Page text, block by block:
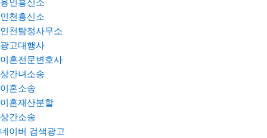
용인흥신소
인천흥신소
인천탐정사무소
광고대행사
이혼전문변호사
상간녀소송
이혼소송
이혼재산분할
상간소송
네이버 검색광고